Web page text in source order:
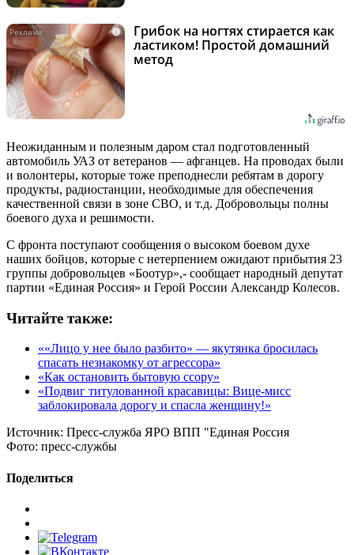
i
Грибок на ногтях стирается как
ластиком! Простой домашний
метод
Неожиданным и полезным даром стал подготовленный
автомобиль УАЗ от ветеранов — афганцев. На проводах были
и волонтеры, которые тоже преподнесли ребятам в дорогу
продукты, радиостанции, необходимые для обеспечения
качественной связи в зоне СВО, и т.д. Добровольцы полны
боевого духа и решимости.
С фронта поступают сообщения о высоком боевом духе
наших бойцов, которые с нетерпением ожидают прибытия 23
группы добровольцев «Боотур»,- сообщает народный депутат
партии «Единая Россия» и Герой России Александр Колесов.
Читайте также:
««Лицо у нее было разбито» — якутянка бросилась
спасать незнакомку от агрессора»
«Как остановить бытовую ссору»
«Подвиг титулованной красавицы: Вице-мисс
заблокировала дорогу и спасла женщину!»
Источник: Пресс-служба ЯРО ВПП "Единая Россия
Фото: пресс-службы
Поделиться